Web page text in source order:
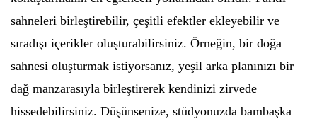
sahneleri birleştirebilir, çeşitli efektler ekleyebilir ve
sıradışı içerikler oluşturabilirsiniz. Örneğin, bir doğa
sahnesi oluşturmak istiyorsanız, yeşil arka planınızı bir
dağ manzarasıyla birleştirerek kendinizi zirvede
hissedebilirsiniz. Düşünsenize, stüdyonuzda bambaşka